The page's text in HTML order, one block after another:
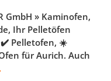
GmbH » Kaminofen,
Ihr Pelletöfen
✔️ Pelletofen, ☀️
für Aurich. Auch